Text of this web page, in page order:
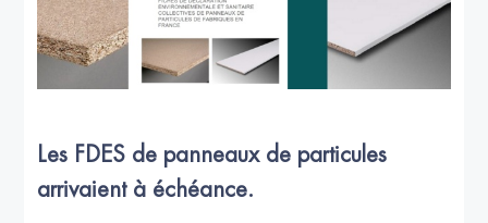
Les FDES de panneaux de particules
arrivaient à échéance.